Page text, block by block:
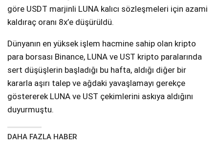
göre USDT marjinli LUNA kalıcı sözleşmeleri için azami
kaldıraç oranı 8x’e düşürüldü.
Dünyanın en yüksek işlem hacmine sahip olan kripto
para borsası Binance, LUNA ve UST kripto paralarında
sert düşüşlerin başladığı bu hafta, aldığı diğer bir
kararla aşırı talep ve ağdaki yavaşlamayı gerekçe
göstererek LUNA ve UST çekimlerini askıya aldığını
duyurmuştu.
DAHA FAZLA HABER